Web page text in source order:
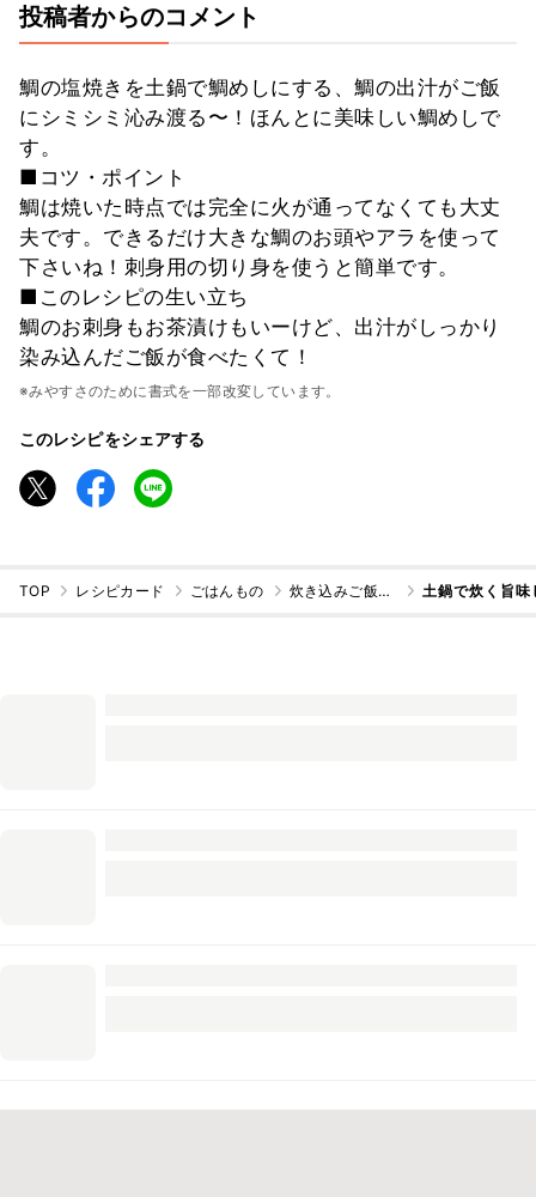
投稿者からのコメント
鯛の塩焼きを土鍋で鯛めしにする、鯛の出汁がご飯
にシミシミ沁み渡る〜！ほんとに美味しい鯛めしで
す。
■コツ・ポイント
鯛は焼いた時点では完全に火が通ってなくても大丈
夫です。できるだけ大きな鯛のお頭やアラを使って
下さいね！刺身用の切り身を使うと簡単です。
■このレシピの生い立ち
鯛のお刺身もお茶漬けもいーけど、出汁がしっかり
染み込んだご飯が食べたくて！
※みやすさのために書式を一部改変しています。
このレシピをシェアする
TOP レシピカード ごはんもの 炊き込みご飯・混ぜご飯 土鍋で炊く旨